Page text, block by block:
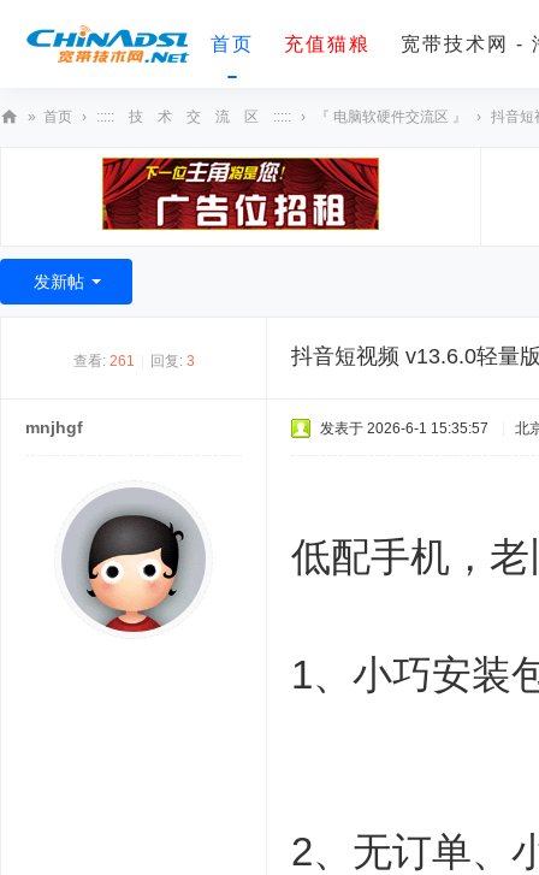
首页 充值猫粮 宽带技术网 -
术
» 首页 › ::::: 技 术 交 流 区 ::::: › 『 电脑软硬件交流区 』 › 抖音短
发新帖
查看: 261 回复: 3 抖音短视频 v13.6.0轻量
mnjhgf 发表于 2026-6-1 15:35:57 北
低配手机，
1、小巧安装
2、无订单、